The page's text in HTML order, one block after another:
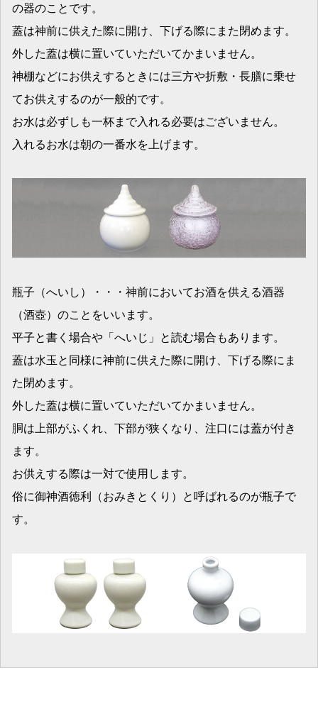
の器のことです。
蓋は神前に供えた際に開け、下げる際にまた閉めます。
外した蓋は横に置いていただいてかまいません。
神棚などにお供えするときには三方や折敷・長膳に乗せ
てお供えするのが一般的です。
お水は必ずしも一杯まで入れる必要はございません。
入れるお水は朝の一番水を上げます。
瓶子（へいし）・・・神前においてお酒を供える酒器
（酒壺）のことをいいます。
平子と書く場合や「へいじ」と読む場合もあります。
蓋は水玉と同様に神前に供えた際に開け、下げる際にま
た閉めます。
外した蓋は横に置いていただいてかまいません。
胴は上部がふくれ、下部が狭くなり、注口には蓋が付き
ます。
お供えする際は一対で使用します。
俗に御神酒徳利（おみきとくり）と呼ばれるのが瓶子で
す。